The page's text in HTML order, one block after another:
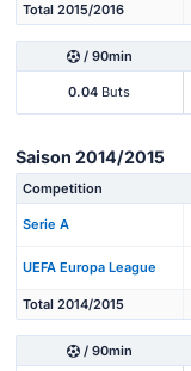
Total 2015/2016
/ 90min
0.04 Buts
Saison 2014/2015
Competition
Serie A
UEFA Europa League
Total 2014/2015
/ 90min